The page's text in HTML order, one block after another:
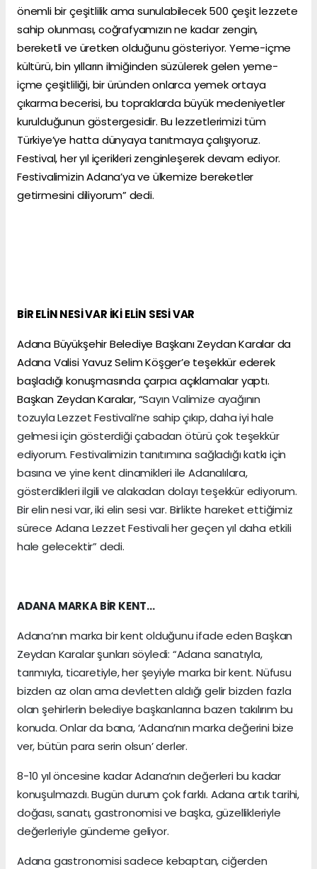
önemli bir çeşitlilik ama sunulabilecek 500 çeşit lezzete
sahip olunması, coğrafyamızın ne kadar zengin,
bereketli ve üretken olduğunu gösteriyor. Yeme-içme
kültürü, bin yılların ilmiğinden süzülerek gelen yeme-
içme çeşitliliği, bir üründen onlarca yemek ortaya
çıkarma becerisi, bu topraklarda büyük medeniyetler
kurulduğunun göstergesidir. Bu lezzetlerimizi tüm
Türkiye’ye hatta dünyaya tanıtmaya çalışıyoruz.
Festival, her yıl içerikleri zenginleşerek devam ediyor.
Festivalimizin Adana’ya ve ülkemize bereketler
getirmesini diliyorum” dedi.
BİR ELİN NESİ VAR İKİ ELİN SESİ VAR
Adana Büyükşehir Belediye Başkanı Zeydan Karalar da
Adana Valisi Yavuz Selim Köşger’e teşekkür ederek
başladığı konuşmasında çarpıcı açıklamalar yaptı.
Başkan Zeydan Karalar, “Sayın Valimize ayağının
tozuyla Lezzet Festivali’ne sahip çıkıp, daha iyi hale
gelmesi için gösterdiği çabadan ötürü çok teşekkür
ediyorum. Festivalimizin tanıtımına sağladığı katkı için
basına ve yine kent dinamikleri ile Adanalılara,
gösterdikleri ilgili ve alakadan dolayı teşekkür ediyorum.
Bir elin nesi var, iki elin sesi var. Birlikte hareket ettiğimiz
sürece Adana Lezzet Festivali her geçen yıl daha etkili
hale gelecektir” dedi.
ADANA MARKA BİR KENT…
Adana’nın marka bir kent olduğunu ifade eden Başkan
Zeydan Karalar şunları söyledi: “Adana sanatıyla,
tarımıyla, ticaretiyle, her şeyiyle marka bir kent. Nüfusu
bizden az olan ama devletten aldığı gelir bizden fazla
olan şehirlerin belediye başkanlarına bazen takılırım bu
konuda. Onlar da bana, ‘Adana’nın marka değerini bize
ver, bütün para serin olsun’ derler.
8-10 yıl öncesine kadar Adana’nın değerleri bu kadar
konuşulmazdı. Bugün durum çok farklı. Adana artık tarihi,
doğası, sanatı, gastronomisi ve başka, güzellikleriyle
değerleriyle gündeme geliyor.
Adana gastronomisi sadece kebaptan, ciğerden